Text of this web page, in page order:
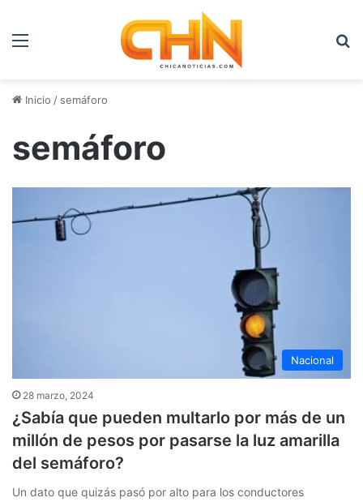
Menú
Inicio / semáforo
semáforo
Nacional
28 marzo, 2024
¿Sabía que pueden multarlo por más de un
millón de pesos por pasarse la luz amarilla
del semáforo?
Un dato que quizás pasó por alto para los conductores